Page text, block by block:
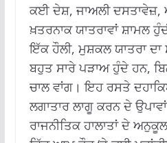
ਕਈ ਦੇਸ਼, ਜਾਅਲੀ ਦਸਤਾਵੇਜ਼,
ਖ਼ਤਰਨਾਕ ਯਾਤਰਾਵਾਂ ਸ਼ਾਮਲ
ਇੱਕ ਹੌਲੀ, ਮੁਸ਼ਕਲ ਯਾਤਰਾ ਦਾ
ਬਹੁਤ ਸਾਰੇ ਪੜਾਅ ਹੁੰਦੇ ਹਨ,
ਚਾਲ ਵਾਂਗ। ਇਹ ਰਸਤੇ
ਲਗਾਤਾਰ ਲਾਗੂ ਕਰਨ ਦੇ
ਰਾਜਨੀਤਿਕ ਹਾਲਾਤਾਂ ਦੇ